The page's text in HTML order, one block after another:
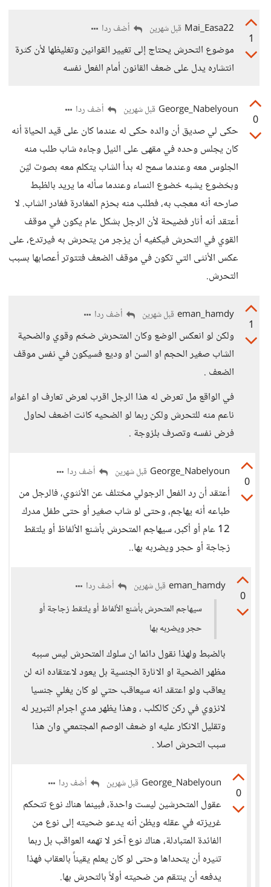
1
Mai_Easa22 قبل شهرين أضف ردا
موضوع التحرش يحتاج إلى تغيير القوانين وتغليظها لأن كثرة
انتشاره يدل على ضعف القانون أمام الفعل نفسه
0
George_Nabelyoun قبل شهرين أضف ردا
حكى لي صديق أن والده حكى له عندما كان على قيد الحياة أنه
كان يجلس وحده في مقهى على النيل وجاءه شاب طلب منه
الجلوس معه وعندما سمح له بدأ الشاب يتكلم معه بصوت ليّن
وبخضوع يشبه خضوع النساء وعندما سأله ما يريد بالظبط
صارحه أنه معجب به، فطلب منه بحزم المغادرة فغادر الشاب. لا
أعتقد أنه أثار فضيحة لأن الرجل بشكل عام يكون في موقف
القوي في التحرش فيكفيه أن يزجر من يتحرش به فيرتدع، على
عكس الأنثى التي تكون في موقف الضعف فتتوتر أعصابها بسبب
التحرش.
1
eman_hamdy قبل شهرين أضف ردا
ولكن لو انعكس الوضع وكان المتحرش ضخم وقوي والضحية
الشاب صغير الحجم او السن او وديع فسيكون في نفس موقف
الضعف .
في الواقع مل تعرض له هذا الرجل اقرب لعرض تعارف او اغواء
ناعم منه للتحرش ولكن ربما لو الضحيه كانت اضعف لحاول
فرض نفسه وتصرف بلزوجة .
0
George_Nabelyoun قبل شهرين أضف ردا
أعتقد أن رد الفعل الرجولي مختلف عن الأنثوي، فالرجل من
طباعه أنه يهاجم، وحتى لو شاب صغير أو حتى طفل مدرك
12 عام أو أكبر، سيهاجم المتحرش بأشنع الألفاظ أو يلتقط
زجاجة أو حجر ويضربه بها..
0
eman_hamdy قبل شهرين
أضف ردا
سيهاجم المتحرش بأشنع الألفاظ أو يلتقط زجاجة أو
حجر ويضربه بها
بالضبط ولهذا نقول دائما ان سلوك المتحرش ليس سببه
مظهر الضحية او الاثارة الجنسية بل يعود لاعتقاده انه لن
يعاقب ولو اعتقد انه سيعاقب حتي لو كان يغلي جنسيا
لانزوي في ركن كالكلب ، وهذا يظهر مدي اجرام التبرير له
وتقليل الانكار عليه او ضعف الوصم المجتمعي وان هذا
سبب التحرش اصلا .
0
George_Nabelyoun قبل شهرين أضف ردا
عقول المتحرشين ليست واحدة، فبينما هناك نوع تتحكم
غريزته في عقله ويظن أنه يدعو ضحيته إلى نوع من
الفائدة المتبادلة، هناك نوع آخر لا تهمه العواقب بل ربما
تثيره أن يتحداها وحتى لو كان يعلم يقيناً بالعقاب فهذا
يدفعه أن ينتقم من ضحيته أولاً بالتحرش بها.